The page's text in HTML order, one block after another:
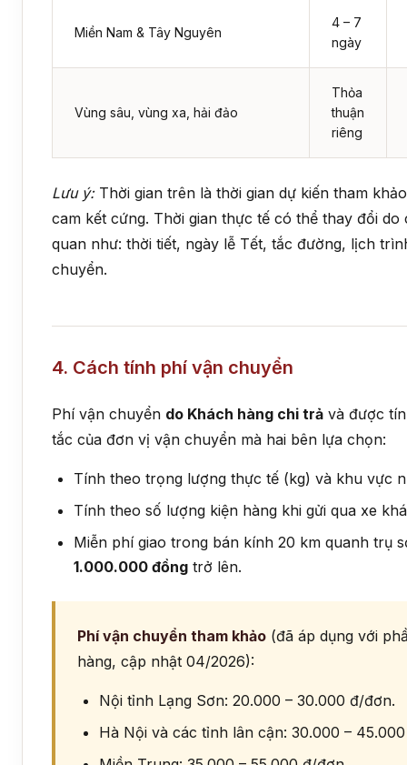
Miền Nam & Tây Nguyên
4 – 7
ngày
Vùng sâu, vùng xa, hải đảo
Thỏa
thuận
riêng
Lưu ý:Thời gian trên là thời gian dự kiến tham
cam kết cứng. Thời gian thực tế có thể thay đổi do
quan như: thời tiết, ngày lễ Tết, tắc đường, lịch
chuyển.
4. Cách tính phí vận chuyển
Phí vận chuyển do Khách hàng chi trả và được
tắc của đơn vị vận chuyển mà hai bên lựa chọn:
Tính theo trọng lượng thực tế (kg) và khu vực
Tính theo số lượng kiện hàng khi gửi qua xe
Miễn phí giao trong bán kính 20 km quanh trụ
1.000.000 đồng trở lên.
Phí vận chuyển tham khảo (đã áp dụng với
hàng, cập nhật 04/2026):
Nội tỉnh Lạng Sơn: 20.000 – 30.000 đ/đơn.
Hà Nội và các tỉnh lân cận: 30.000 –